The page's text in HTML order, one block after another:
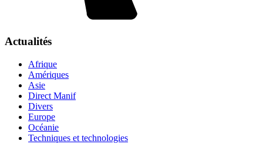
Actualités
Afrique
Amériques
Asie
Direct Manif
Divers
Europe
Océanie
Techniques et technologies